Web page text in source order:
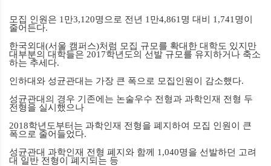
모집 인원은 1 만3,120명으로 전년 1 만4,861 명 대비 1,741 명이
줄어든다.
한국외대(서울 캠퍼스)처럼 모집 규모를 확대한 대학도 있지만
대부분의 대학들은 2017학년도의 선발 규모를 유지하거나 축소
하는 추세다.
인하대와 성균관대는 가장 큰 폭으로 모집인원이 감소했다.
성균관대의 경우 기존에는 논술우수 전형과 과학인재 전형 두
전형을 실시했으나
2018학년도부터는 과학인재 전형을 폐지하여 모집 인원이 큰
폭으로 줄어들었다.
성균관대 과학인재 전형 폐지와 함께
1,040명을 선발하던 고려
대 일반 전형이 폐지되는 등